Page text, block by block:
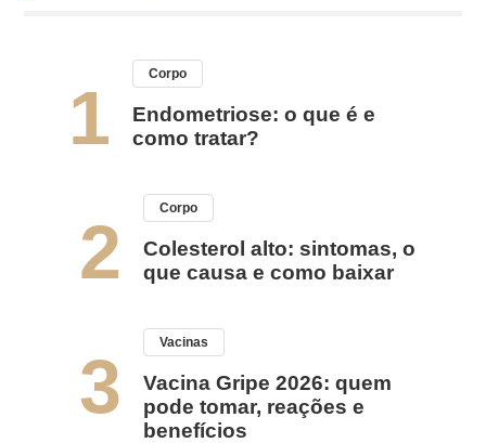
1
Corpo
Endometriose: o que é e
como tratar?
2
Corpo
Colesterol alto: sintomas, o
que causa e como baixar
3
Vacinas
Vacina Gripe 2026: quem
pode tomar, reações e
benefícios